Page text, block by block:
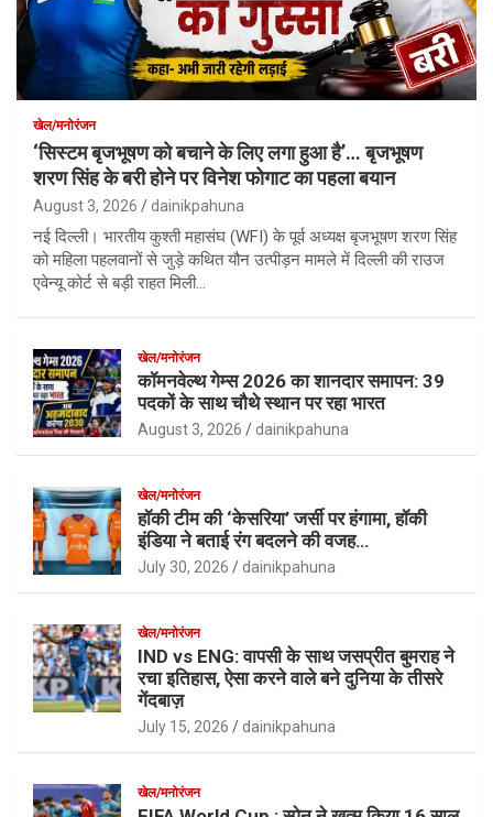
खेल/मनोरंजन
‘सिस्टम बृजभूषण को बचाने के लिए लगा हुआ है’… बृजभूषण
शरण सिंह के बरी होने पर विनेश फोगाट का पहला बयान
August 3, 2026 dainikpahuna
नई दिल्ली। भारतीय कुश्ती महासंघ (WFI) के पूर्व अध्यक्ष बृजभूषण शरण सिंह
को महिला पहलवानों से जुड़े कथित यौन उत्पीड़न मामले में दिल्ली की राउज
एवेन्यू कोर्ट से बड़ी राहत मिली…
खेल/मनोरंजन
कॉमनवेल्थ गेम्स 2026 का शानदार समापन: 39
पदकों के साथ चौथे स्थान पर रहा भारत
August 3, 2026 dainikpahuna
खेल/मनोरंजन
हॉकी टीम की ‘केसरिया’ जर्सी पर हंगामा, हॉकी
इंडिया ने बताई रंग बदलने की वजह…
July 30, 2026 dainikpahuna
खेल/मनोरंजन
IND vs ENG: वापसी के साथ जसप्रीत बुमराह ने
रचा इतिहास, ऐसा करने वाले बने दुनिया के तीसरे
गेंदबाज़
July 15, 2026 dainikpahuna
खेल/मनोरंजन